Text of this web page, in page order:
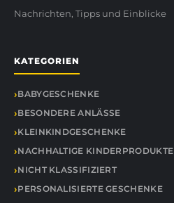
Nachrichten, Tipps und Einblicke
KATEGORIEN
BABYGESCHENKE
BESONDERE ANLÄSSE
KLEINKINDGESCHENKE
NACHHALTIGE KINDERPRODUKTE
NICHT KLASSIFIZIERT
PERSONALISIERTE GESCHENKE